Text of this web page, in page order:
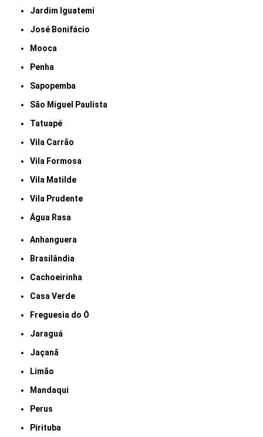
Jardim Iguatemi
José Bonifácio
Mooca
Penha
Sapopemba
São Miguel Paulista
Tatuapé
Vila Carrão
Vila Formosa
Vila Matilde
Vila Prudente
Água Rasa
Anhanguera
Brasilândia
Cachoeirinha
Casa Verde
Freguesia do Ó
Jaraguá
Jaçanã
Limão
Mandaqui
Perus
Pirituba